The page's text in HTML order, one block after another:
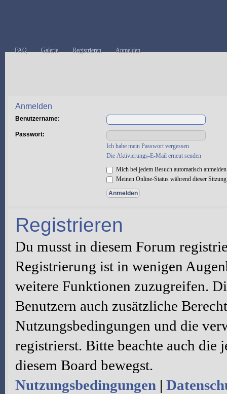
FAQ Galerie Registrieren Anmelden
Anmelden
Benutzername:
Passwort:
Ich habe mein Passwort vergessen
Die Aktivierungs-E-Mail erneut senden
Mich bei jedem Besuch automatisch anmelden
Meinen Online-Status während dieser
Registrieren
Du musst in diesem Forum
Registrierung ist in wenigen
weitere Funktionen zuzugreifen.
Benutzern auch zusätzliche
Nutzungsbedingungen und die
registrierst. Bitte beachte auch
diesem Board bewegst.
Nutzungsbedingungen |